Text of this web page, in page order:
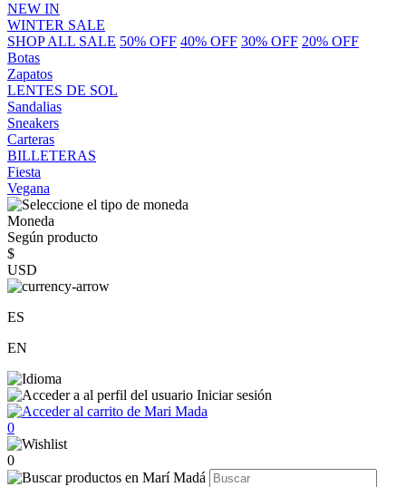
NEW IN
WINTER SALE
SHOP ALL SALE 50% OFF 40% OFF 30% OFF 20% OFF
Botas
Zapatos
LENTES DE SOL
Sandalias
Sneakers
Carteras
BILLETERAS
Fiesta
Vegana
Moneda
Según producto
$
USD
ES
EN
Iniciar sesión
0
0